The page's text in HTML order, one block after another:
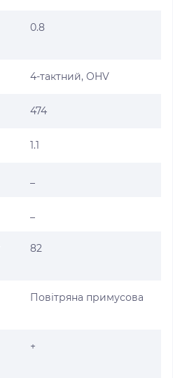
0.8
4-тактний, OHV
474
1.1
82
Повітряна примусова
+